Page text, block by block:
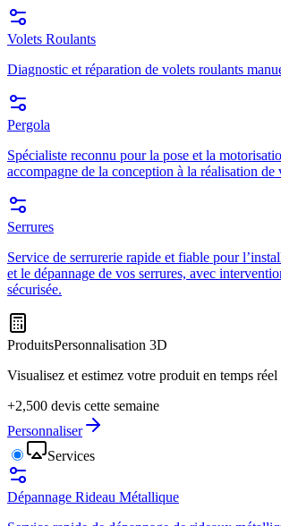
Volets Roulants
Diagnostic et réparation de volets roulants
Pergola
Spécialiste reconnu pour la pose et la
accompagne de la conception à la réalisation de
Serrures
Service de serrurerie rapide et fiable pour
et le dépannage de vos serrures, avec
sécurisée.
ProduitsPersonnalisation 3D
Visualisez et estimez votre produit en temps réel
+2,500 devis cette semaine
Personnaliser
Services
Dépannage Rideau Métallique